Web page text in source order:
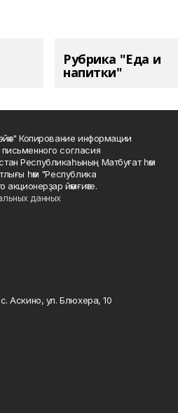
Рубрика "Еда и
напитки"
Копирование информации
согласия
Республикаһының Матбуғат һәм
һәм "Республика
акционерҙар йәмғиәте.
данных
Аскино, ул. Блюхера, 10